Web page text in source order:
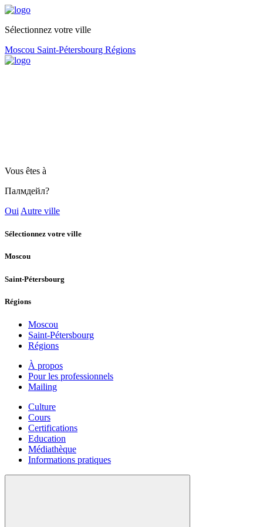
Sélectionnez votre ville
Moscou Saint-Pétersbourg Régions
Vous êtes à
Палмдейл?
Oui Autre ville
Sélectionnez votre ville
Moscou
Saint-Pétersbourg
Régions
Moscou
Saint-Pétersbourg
Régions
À propos
Pour les professionnels
Mailing
Culture
Cours
Certifications
Education
Médiathèque
Informations pratiques